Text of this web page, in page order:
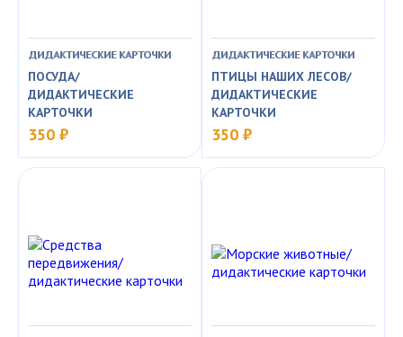
ДИДАКТИЧЕСКИЕ КАРТОЧКИ
ПОСУДА/
ДИДАКТИЧЕСКИЕ
КАРТОЧКИ
350 ₽
ДИДАКТИЧЕСКИЕ КАРТОЧКИ
ПТИЦЫ НАШИХ ЛЕСОВ/
ДИДАКТИЧЕСКИЕ
КАРТОЧКИ
350 ₽